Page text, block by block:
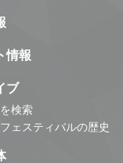
情報
ブ
検索
ェスティバルの歴史